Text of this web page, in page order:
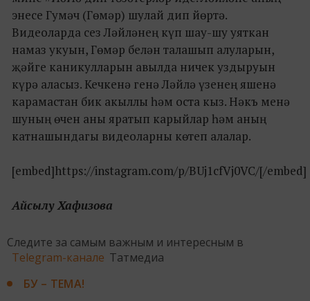
энесе Гумәч (Гөмәр) шулай дип йөртә.
Видеоларда сез Ләйләнең күп шау-шу уяткан
намаз укуын, Гөмәр белән талашып алуларын,
җәйге каникулларын авылда ничек уздыруын
күрә аласыз. Кечкенә генә Ләйлә үзенең яшенә
карамастан бик акыллы һәм оста кыз. Нәкъ менә
шуның өчен аны яратып карыйлар һәм аның
катнашындагы видеоларны көтеп алалар.
[embed]https://instagram.com/p/BUj1cfVj0VC/[/embed]
Айсылу Хафизова
Следите за самым важным и интересным в
Telegram-канале Татмедиа
БУ – ТЕМА!